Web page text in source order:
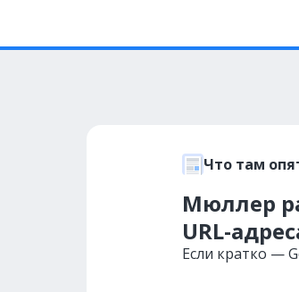
Что там
Мюллер
URL-
Если кратко —